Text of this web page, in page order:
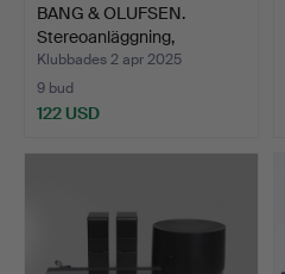
BANG & OLUFSEN.
Stereoanläggning,
Beosound…
Klubbades 2 apr 2025
9 bud
122 USD